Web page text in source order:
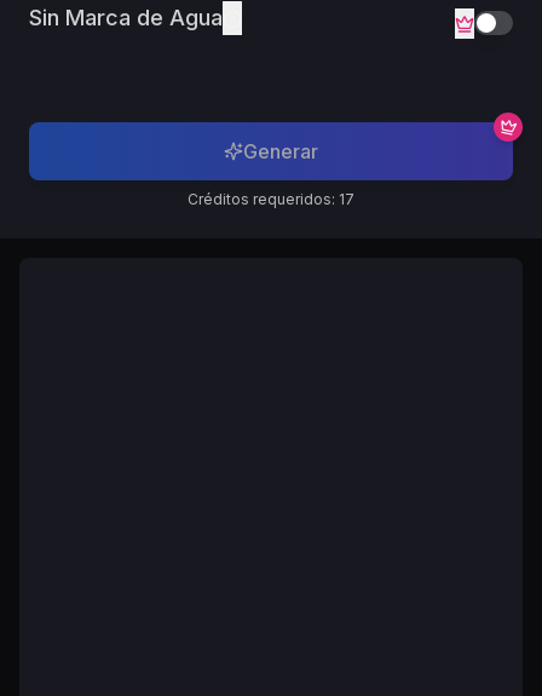
Sin Marca de Agua
Generar
Créditos requeridos: 17